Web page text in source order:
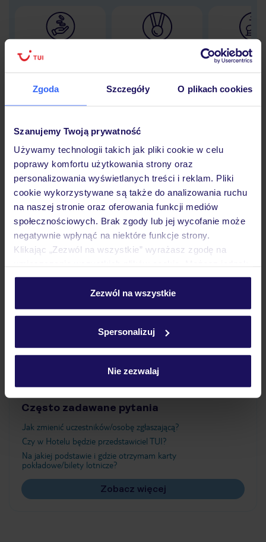
Zgoda Szczegóły O plikach cookies
Szanujemy Twoją prywatność
Używamy technologii takich jak pliki cookie w celu
poprawy komfortu użytkowania strony oraz
personalizowania wyświetlanych treści i reklam. Pliki
cookie wykorzystywane są także do analizowania ruchu
na naszej stronie oraz oferowania funkcji mediów
społecznościowych. Brak zgody lub jej wycofanie może
negatywnie wpłynąć na niektóre funkcje strony.
Klikając „Zezwól na wszystkie” wyrażasz zgodę na
personalizować swój wybór wchodząc w zakładkę
Szczegółowe informacje o plikach cookie znajdziesz
Zezwól na wszystkie
Spersonalizuj
Nie zezwalaj
30 lat w
Hotel
Opinie
Pokoje
Atrakcje
Ważne informacje
Często zadawane pytania
Jak zmienić uczestników/osobę zgłaszającą?
Czy w Hotelu będzie przedstawiciel TUI?
Na jakiej podstawie i gdzie otrzymam karty
pokładowe/bilety lotnicze?
Zobacz więcej